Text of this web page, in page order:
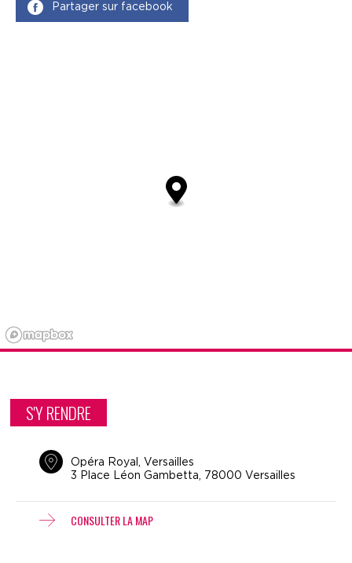
Partager sur facebook
S'Y RENDRE
Opéra Royal, Versailles
3 Place Léon Gambetta, 78000 Versailles
CONSULTER LA MAP